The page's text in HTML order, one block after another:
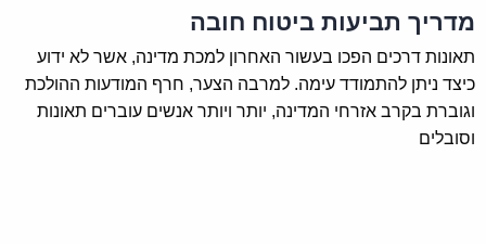
שבעת התאונה נהג ברכב מבלי שהיה לו רישיון נהיגה
תקף. לכאורה, טענת המבטחת לא הייתה מופרכת,
ואולם כאשר המחלוקת הגיעה לבית המשפט, התיק
הוכרע דווקא לטובת המבוטח. בית המשפט האמין
מדריך תביעות ביטוח חובה
תאונות דרכים הפכו בעשור האחרון למכת מדינה, אשר לא ידוע
כיצד ניתן להתמודד עימה. למרבה הצער, חרף המודעות ההולכת
וגוברת בקרב אזרחי המדינה, יותר ויותר אנשים עוברים תאונות
וסובלים